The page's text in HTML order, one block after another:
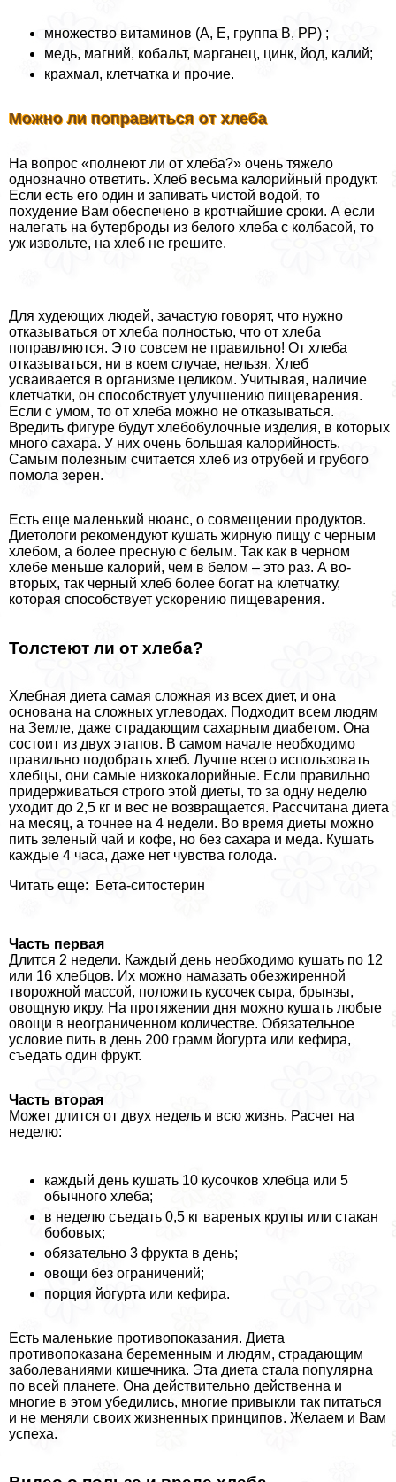
множество витаминов (А, Е, группа В, РР) ;
медь, магний, кобальт, марганец, цинк, йод, калий;
крахмал, клетчатка и прочие.
Можно ли поправиться от хлеба
На вопрос «полнеют ли от хлеба?» очень тяжело
однозначно ответить. Хлеб весьма калорийный продукт.
Если есть его один и запивать чистой водой, то
похудение Вам обеспечено в кротчайшие сроки. А если
налегать на бутерброды из белого хлеба с колбасой, то
уж извольте, на хлеб не грешите.
Для худеющих людей, зачастую говорят, что нужно
отказываться от хлеба полностью, что от хлеба
поправляются. Это совсем не правильно! От хлеба
отказываться, ни в коем случае, нельзя. Хлеб
усваивается в организме целиком. Учитывая, наличие
клетчатки, он способствует улучшению пищеварения.
Если с умом, то от хлеба можно не отказываться.
Вредить фигуре будут хлебобулочные изделия, в которых
много сахара. У них очень большая калорийность.
Самым полезным считается хлеб из отрубей и грубого
помола зерен.
Есть еще маленький нюанс, о совмещении продуктов.
Диетологи рекомендуют кушать жирную пищу с черным
хлебом, а более пресную с белым. Так как в черном
хлебе меньше калорий, чем в белом – это раз. А во-
вторых, так черный хлеб более богат на клетчатку,
которая способствует ускорению пищеварения.
Толстеют ли от хлеба?
Хлебная диета самая сложная из всех диет, и она
основана на сложных углеводах. Подходит всем людям
на Земле, даже страдающим сахарным диабетом. Она
состоит из двух этапов. В самом начале необходимо
правильно подобрать хлеб. Лучше всего использовать
хлебцы, они самые низкокалорийные. Если правильно
придерживаться строго этой диеты, то за одну неделю
уходит до 2,5 кг и вес не возвращается. Рассчитана диета
на месяц, а точнее на 4 недели. Во время диеты можно
пить зеленый чай и кофе, но без сахара и меда. Кушать
каждые 4 часа, даже нет чувства голода.
Читать еще: Бета-ситостерин
Часть первая
Длится 2 недели. Каждый день необходимо кушать по 12
или 16 хлебцов. Их можно намазать обезжиренной
творожной массой, положить кусочек сыра, брынзы,
овощную икру. На протяжении дня можно кушать любые
овощи в неограниченном количестве. Обязательное
условие пить в день 200 грамм йогурта или кефира,
съедать один фрукт.
Часть вторая
Может длится от двух недель и всю жизнь. Расчет на
неделю:
каждый день кушать 10 кусочков хлебца или 5
обычного хлеба;
в неделю съедать 0,5 кг вареных крупы или стакан
бобовых;
обязательно 3 фрукта в день;
овощи без ограничений;
порция йогурта или кефира.
Есть маленькие противопоказания. Диета
противопоказана беременным и людям, страдающим
заболеваниями кишечника. Эта диета стала популярна
по всей планете. Она действительно действенна и
многие в этом убедились, многие привыкли так питаться
и не меняли своих жизненных принципов. Желаем и Вам
успеха.